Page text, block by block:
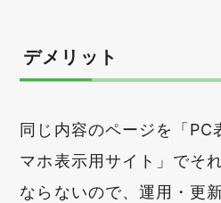
デメリット
同じ内容のページを「PC
マホ表示用サイト」でそ
ならないので、運用・更